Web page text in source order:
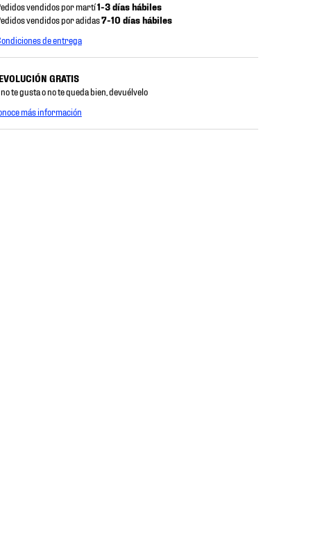
vendidos por martí1-3 días hábiles
vendidos por adidas7-10 días hábiles
de entrega
GRATIS
te gusta o no te queda bien, devuélvelo
más información